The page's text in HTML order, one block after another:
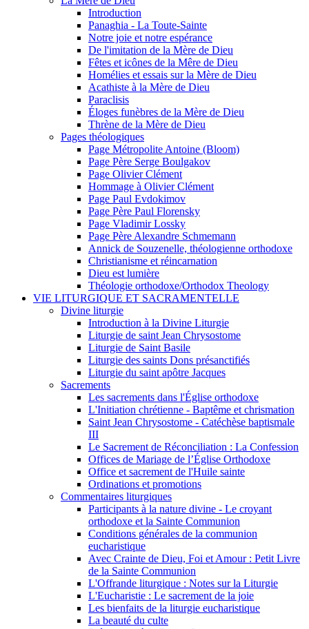
Introduction
Panaghia - La Toute-Sainte
Notre joie et notre espérance
De l'imitation de la Mère de Dieu
Fêtes et icônes de la Mêre de Dieu
Homélies et essais sur la Mère de Dieu
Acathiste à la Mère de Dieu
Paraclisis
Éloges funèbres de la Mère de Dieu
Thrène de la Mère de Dieu
Pages théologiques
Page Métropolite Antoine (Bloom)
Page Père Serge Boulgakov
Page Olivier Clément
Hommage à Olivier Clément
Page Paul Evdokimov
Page Père Paul Florensky
Page Vladimir Lossky
Page Père Alexandre Schmemann
Annick de Souzenelle, théologienne orthodoxe
Christianisme et réincarnation
Dieu est lumière
Théologie orthodoxe/Orthodox Theology
VIE LITURGIQUE ET SACRAMENTELLE
Divine liturgie
Introduction à la Divine Liturgie
Liturgie de saint Jean Chrysostome
Liturgie de Saint Basile
Liturgie des saints Dons présanctifiés
Liturgie du saint apôtre Jacques
Sacrements
Les sacrements dans l'Église orthodoxe
L'Initiation chrétienne - Baptême et chrismation
Saint Jean Chrysostome - Catéchèse baptismale
III
Le Sacrement de Réconciliation : La Confession
Offices de Mariage de l’Église Orthodoxe
Office et sacrement de l'Huile sainte
Ordinations et promotions
Commentaires liturgiques
Participants à la nature divine - Le croyant
orthodoxe et la Sainte Communion
Conditions générales de la communion
eucharistique
Avec Crainte de Dieu, Foi et Amour : Petit Livre
de la Sainte Communion
L'Offrande liturgique : Notes sur la Liturgie
L'Eucharistie : Le sacrement de la joie
Les bienfaits de la liturgie eucharistique
La beauté du culte